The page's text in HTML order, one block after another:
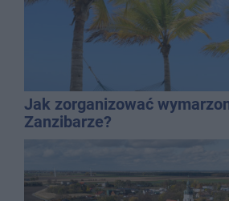
Jak zorganizować
Zanzibarze?